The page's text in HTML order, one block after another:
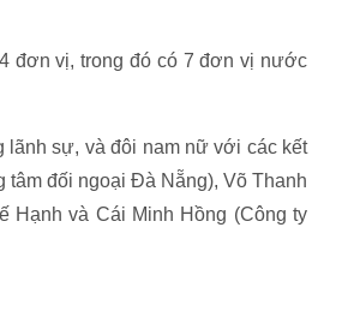
đơn vị, trong đó có 7 đơn vị nước
lãnh sự, và đôi nam nữ với các kết
tâm đối ngoại Đà Nẵng), Võ Thanh
Hạnh và Cái Minh Hồng (Công ty